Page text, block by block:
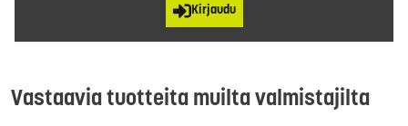
Kirjaudu
Vastaavia tuotteita muilta valmistajilta